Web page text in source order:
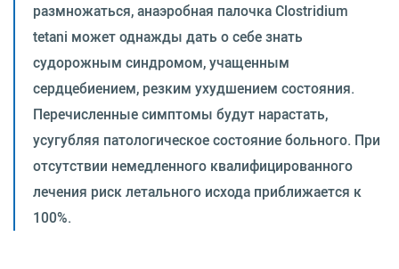
размножаться, анаэробная палочка Clostridium
tetani может однажды дать о себе знать
судорожным синдромом, учащенным
сердцебиением, резким ухудшением состояния.
Перечисленные симптомы будут нарастать,
усугубляя патологическое состояние больного. При
отсутствии немедленного квалифицированного
лечения риск летального исхода приближается к
100%.